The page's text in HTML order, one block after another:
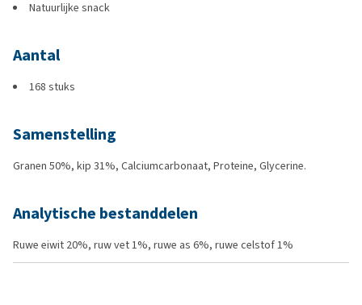
Natuurlijke snack
Aantal
168 stuks
Samenstelling
Granen 50%, kip 31%, Calciumcarbonaat, Proteine, Glycerine.
Analytische bestanddelen
Ruwe eiwit 20%, ruw vet 1%, ruwe as 6%, ruwe celstof 1%